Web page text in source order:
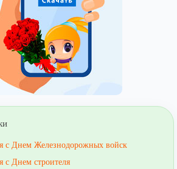
с Днем Железнодорожных войск
с Днем строителя